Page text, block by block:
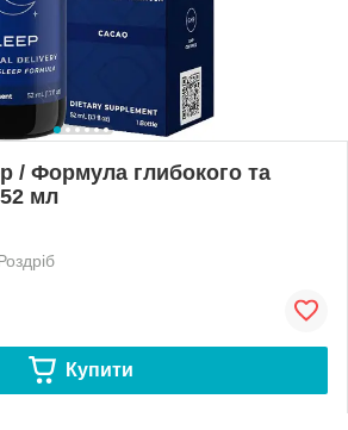
/ Формула глибокого та
мл
Купити